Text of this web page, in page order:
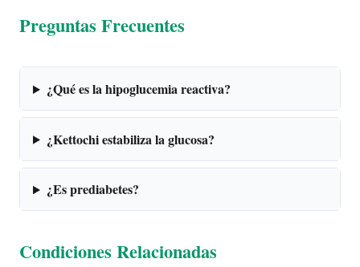
Preguntas Frecuentes
¿Qué es la hipoglucemia reactiva?
¿Kettochi estabiliza la glucosa?
¿Es prediabetes?
Condiciones Relacionadas